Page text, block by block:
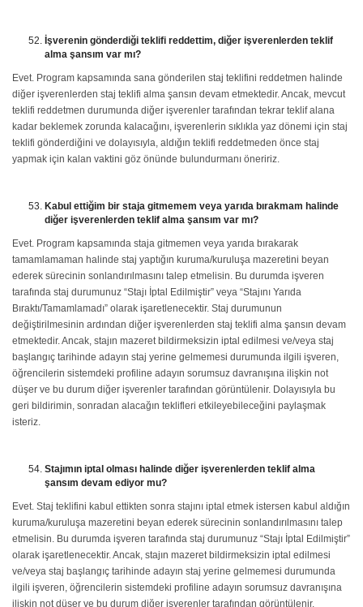
İşverenin gönderdiği teklifi reddettim, diğer işverenlerden teklif
alma şansım var mı?
Evet. Program kapsamında sana gönderilen staj teklifini reddetmen halinde
diğer işverenlerden staj teklifi alma şansın devam etmektedir. Ancak, mevcut
teklifi reddetmen durumunda diğer işverenler tarafından tekrar teklif alana
kadar beklemek zorunda kalacağını, işverenlerin sıklıkla yaz dönemi için staj
teklifi gönderdiğini ve dolayısıyla, aldığın teklifi reddetmeden önce staj
yapmak için kalan vaktini göz önünde bulundurmanı öneririz.
Kabul ettiğim bir staja gitmemem veya yarıda bırakmam halinde
diğer işverenlerden teklif alma şansım var mı?
Evet. Program kapsamında staja gitmemen veya yarıda bırakarak
tamamlamaman halinde staj yaptığın kuruma/kuruluşa mazeretini beyan
ederek sürecinin sonlandırılmasını talep etmelisin. Bu durumda işveren
tarafında staj durumunuz “Stajı İptal Edilmiştir” veya “Stajını Yarıda
Bıraktı/Tamamlamadı” olarak işaretlenecektir. Staj durumunun
değiştirilmesinin ardından diğer işverenlerden staj teklifi alma şansın devam
etmektedir. Ancak, stajın mazeret bildirmeksizin iptal edilmesi ve/veya staj
başlangıç tarihinde adayın staj yerine gelmemesi durumunda ilgili işveren,
öğrencilerin sistemdeki profiline adayın sorumsuz davranışına ilişkin not
düşer ve bu durum diğer işverenler tarafından görüntülenir. Dolayısıyla bu
geri bildirimin, sonradan alacağın teklifleri etkileyebileceğini paylaşmak
isteriz.
Stajımın iptal olması halinde diğer işverenlerden teklif alma
şansım devam ediyor mu?
Evet. Staj teklifini kabul ettikten sonra stajını iptal etmek istersen kabul aldığın
kuruma/kuruluşa mazeretini beyan ederek sürecinin sonlandırılmasını talep
etmelisin. Bu durumda işveren tarafında staj durumunuz “Stajı İptal Edilmiştir”
olarak işaretlenecektir. Ancak, stajın mazeret bildirmeksizin iptal edilmesi
ve/veya staj başlangıç tarihinde adayın staj yerine gelmemesi durumunda
ilgili işveren, öğrencilerin sistemdeki profiline adayın sorumsuz davranışına
ilişkin not düşer ve bu durum diğer işverenler tarafından görüntülenir.